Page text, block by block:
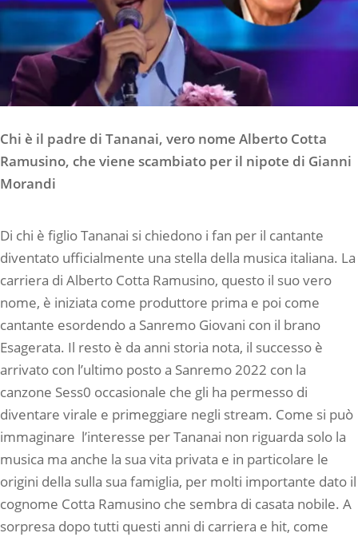
Chi è il padre di Tananai, vero nome Alberto Cotta
Ramusino, che viene scambiato per il nipote di Gianni
Morandi
Di chi è figlio Tananai si chiedono i fan per il cantante
diventato ufficialmente una stella della musica italiana. La
carriera di Alberto Cotta Ramusino, questo il suo vero
nome, è iniziata come produttore prima e poi come
cantante esordendo a Sanremo Giovani con il brano
Esagerata. Il resto è da anni storia nota, il successo è
arrivato con l’ultimo posto a Sanremo 2022 con la
canzone Sess0 occasionale che gli ha permesso di
diventare virale e primeggiare negli stream. Come si può
immaginare l’interesse per Tananai non riguarda solo la
musica ma anche la sua vita privata e in particolare le
origini della sulla sua famiglia, per molti importante dato il
cognome Cotta Ramusino che sembra di casata nobile. A
sorpresa dopo tutti questi anni di carriera e hit, come